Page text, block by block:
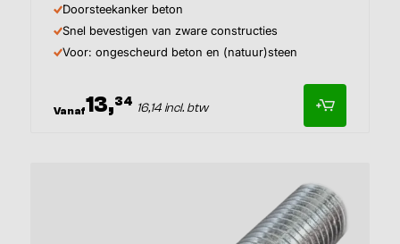
Doorsteekanker beton
Snel bevestigen van zware constructies
Voor: ongescheurd beton en (natuur)steen
Vanaf13,34 16,14 incl. btw